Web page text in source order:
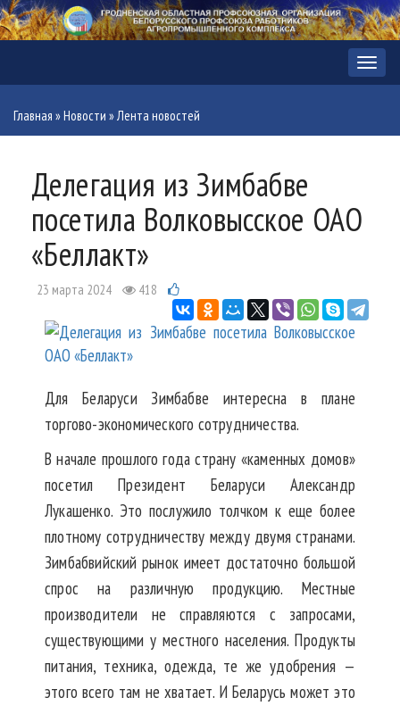
Меню
Главная »Новости »Лента новостей
Делегация из Зимбабве
посетила Волковысское ОАО
«Беллакт»
23 марта 2024 418
Для Беларуси Зимбабве интересна в плане
торгово-экономического сотрудничества.
В начале прошлого года страну «каменных домов»
посетил Президент Беларуси Александр
Лукашенко. Это послужило толчком к еще более
плотному сотрудничеству между двумя странами.
Зимбабвийский рынок имеет достаточно большой
спрос на различную продукцию. Местные
производители не справляются с запросами,
существующими у местного населения. Продукты
питания, техника, одежда, те же удобрения —
этого всего там не хватает. И Беларусь может это